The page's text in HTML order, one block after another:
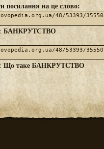
посилання на це слово:
БАНКРУТСТВО
Що таке БАНКРУТСТВО